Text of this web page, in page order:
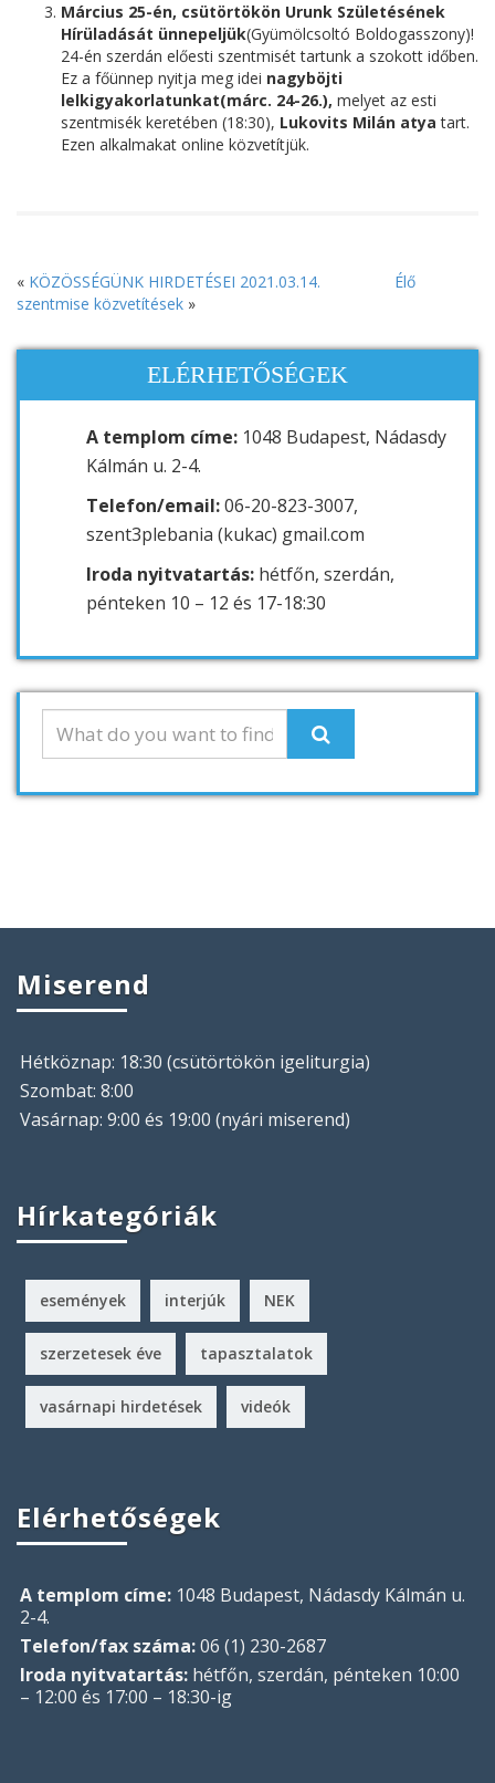
Március 25-én, csütörtökön Urunk Születésének
Hírüladását ünnepeljük(Gyümölcsoltó Boldogasszony)!
24-én szerdán előesti szentmisét tartunk a szokott időben.
Ez a főünnep nyitja meg idei nagyböjti
lelkigyakorlatunkat(márc. 24-26.), melyet az esti
szentmisék keretében (18:30), Lukovits Milán atya tart.
Ezen alkalmakat online közvetítjük.
« KÖZÖSSÉGÜNK HIRDETÉSEI 2021.03.14.
Élő
szentmise közvetítések »
ELÉRHETŐSÉGEK
A templom címe: 1048 Budapest, Nádasdy
Kálmán u. 2-4.
Telefon/email:06-20-823-3007,
szent3plebania (kukac) gmail.com
Iroda nyitvatartás: hétfőn, szerdán,
pénteken 10 – 12 és 17-18:30
Miserend
Hétköznap: 18:30 (csütörtökön igeliturgia)
Szombat: 8:00
Vasárnap: 9:00 és 19:00 (nyári miserend)
Hírkategóriák
események interjúk NEK
szerzetesek éve tapasztalatok
vasárnapi hirdetések videók
Elérhetőségek
A templom címe: 1048 Budapest, Nádasdy Kálmán u.
2-4.
Telefon/fax száma:06 (1) 230-2687
Iroda nyitvatartás: hétfőn, szerdán, pénteken 10:00
– 12:00 és 17:00 – 18:30-ig